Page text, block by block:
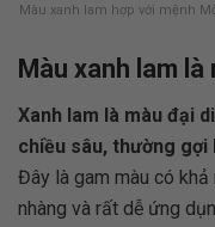
Màu xanh lam hợp với mệnh
Màu xanh lam
Xanh lam là màu đại
chiều sâu, thường
Đây là gam màu có
nhàng và rất dễ ứng